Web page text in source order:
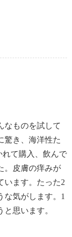
なものを試して
驚き、海洋性た
て購入、飲んで
。皮膚の痒みが
います。たった2
な気がします。1
思います。